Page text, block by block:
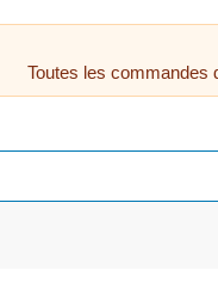
Toutes les commandes